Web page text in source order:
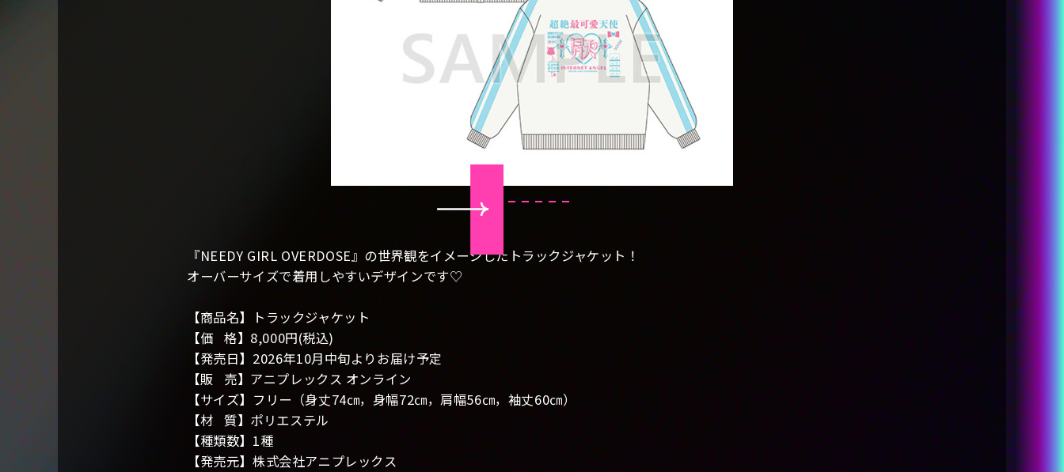
『NEEDY GIRL OVERDOSE』の世界観をイメージしたトラックジャケット！
オーバーサイズで着用しやすいデザインです♡
【商品名】トラックジャケット
【価 格】8,000円(税込)
【発売日】2026年10月中旬よりお届け予定
【販 売】アニプレックス オンライン
【サイズ】フリー（身丈74㎝，身幅72㎝，肩幅56㎝，袖丈60㎝）
【材 質】ポリエステル
【種類数】1種
【発売元】株式会社アニプレックス